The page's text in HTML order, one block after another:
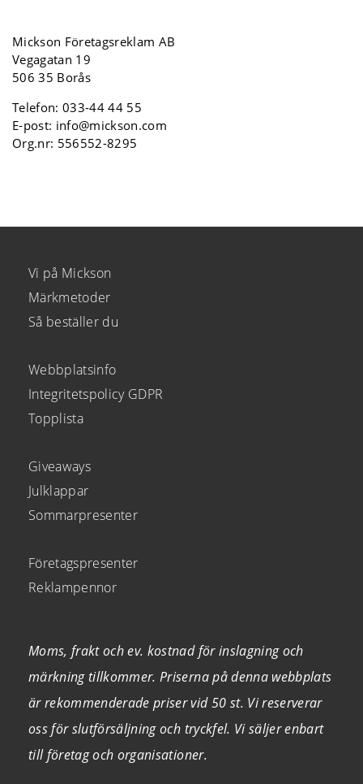
Mickson Företagsreklam AB
Vegagatan 19
506 35 Borås
Telefon:033-44 44 55
E-post: info@mickson.com
Org.nr: 556552-8295
Vi på Mickson
Märkmetoder
Så beställer du
Webbplatsinfo
Integritetspolicy GDPR
Topplista
Giveaways
Julklappar
Sommarpresenter
Företagspresenter
Reklampennor
Moms, frakt och ev. kostnad för inslagning och
märkning tillkommer. Priserna på denna webbplats
är rekommenderade priser vid 50 st. Vi reserverar
oss för slutförsäljning och tryckfel. Vi säljer enbart
till företag och organisationer.